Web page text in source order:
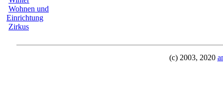
Wohnen und
Einrichtung
Zirkus
(c) 2003, 2020